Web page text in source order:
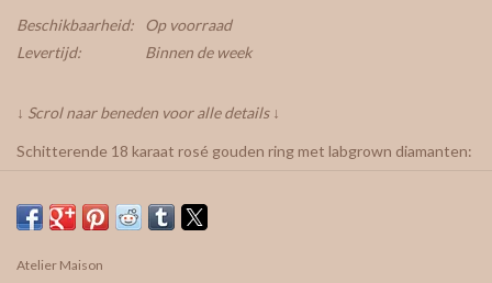
Beschikbaarheid:
Op voorraad
Levertijd:
Binnen de week
↓ Scrol naar beneden voor alle details ↓
Schitterende 18 karaat rosé gouden ring met labgrown diamanten:
diamant van 0,5ct. In de ringband zitten nog 2 kleine witte
diamantjes verwerkt van 0,010ct.
vragen? We helpen je graag!
Atelier Maison